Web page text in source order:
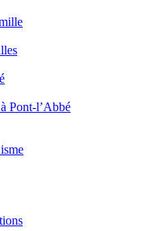
Pont-l’Abbé